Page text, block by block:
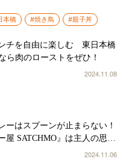
本橋 #焼き鳥 #親子丼
チを自由に楽しむ 東日本橋
ら肉のローストをぜひ！
2024.11.08
ーはスプーンが止まらない！
屋 SATCHMO』は主人の思い
2024.11.06